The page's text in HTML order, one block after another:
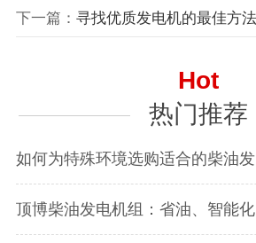
下一篇： 寻找优质发电机的最佳方
Hot
热门推荐
如何为特殊环境选购适合的柴油
顶博柴油发电机组：省油、智能化